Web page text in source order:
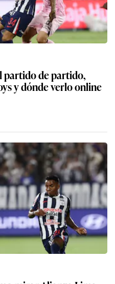
partido de partido,
y dónde verlo online